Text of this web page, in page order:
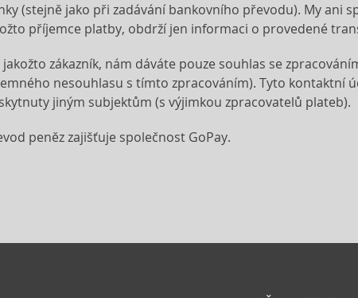
(stejně jako při zadávání bankovního převodu). My ani
příjemce platby, obdrží jen informaci o provedené
jakožto zákazník, nám dáváte pouze souhlas se
nesouhlasu s tímto zpracováním). Tyto kontaktní
jiným subjektům (s výjimkou zpracovatelů plateb).
peněz zajišťuje společnost GoPay.